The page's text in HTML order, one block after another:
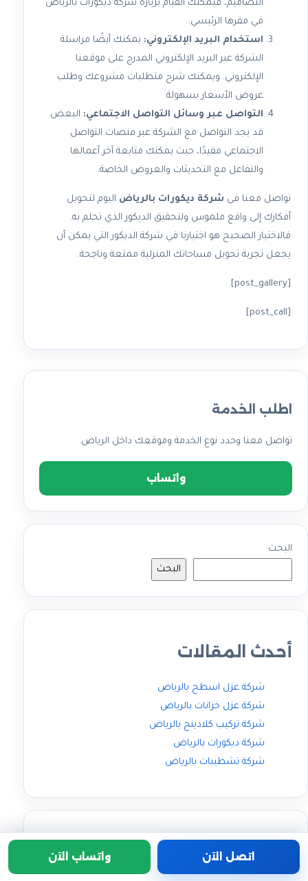
التصاميم، فيمكنك القيام بزيارة شركة ديكورات بالرياض
في مقرها الرئيسي.
استخدام البريد الإلكتروني: يمكنك أيضًا مراسلة
الشركة عبر البريد الإلكتروني المدرج على موقعنا
الإلكتروني. ويمكنك شرح متطلبات مشروعك وطلب
عروض الأسعار بسهولة.
التواصل عبر وسائل التواصل الاجتماعي: البعض
قد يجد التواصل مع الشركة عبر منصات التواصل
الاجتماعي مفيدًا، حيث يمكنك متابعة آخر أعمالها
والتفاعل مع التحديثات والعروض الخاصة.
تواصل معنا في شركة ديكورات بالرياض اليوم لتحويل
أفكارك إلى واقع ملموس ولتحقيق الديكور الذي تحلم به.
فالاختيار الصحيح هو اختيارنا في شركة الديكور التي يمكن أن
يجعل تجربة تحويل مساحاتك المنزلية ممتعة وناجحة.
[post_gallery]
[post_call]
اطلب الخدمة
تواصل معنا وحدد نوع الخدمة وموقعك داخل الرياض.
واتساب
البحث
البحث
أحدث المقالات
شركة عزل اسطح بالرياض
شركة عزل خزانات بالرياض
شركة تركيب كلادينج بالرياض
شركة ديكورات بالرياض
شركة تشطيبات بالرياض
أحدث التعليقات
اتصل الآن واتساب الآن